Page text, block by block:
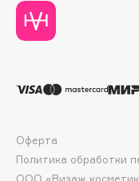
Dessange
Dior
DP Daily Perfection
Dr. Vranjes Firenze
ООО «Визаж
Оферта
Политика обработки